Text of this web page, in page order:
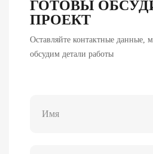
ГОТОВЫ
ПРОЕКТ
Оставляйте контактные данные,
обсудим детали работы